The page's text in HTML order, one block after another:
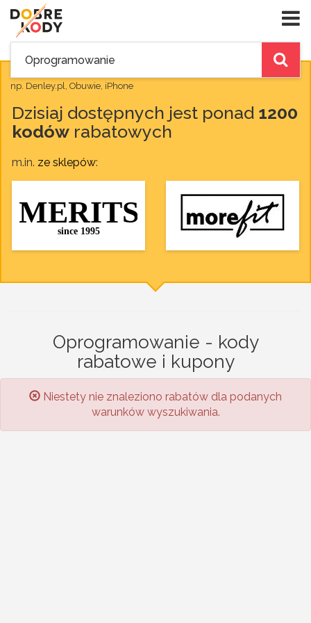
np. Denley.pl, Obuwie, iPhone
Dzisiaj dostępnych jest ponad 1200
kodów rabatowych
m.in. ze sklepów:
Oprogramowanie - kody
rabatowe i kupony
Niestety nie znaleziono rabatów dla podanych
warunków wyszukiwania.